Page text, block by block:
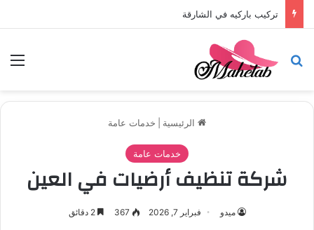
تركيب باركيه في الشارقة
بحث عن
الرئيسية خدمات عامة
خدمات عامة
شركة تنظيف أرضيات في العين
ميدو فبراير 7, 2026 367 2 دقائق